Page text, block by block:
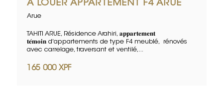
À LOUER APPARTEMENT F4 ARUE
Arue
TAHITI ARUE, Résidence Arahiri, 𝐚𝐩𝐩𝐚𝐫𝐭𝐞𝐦𝐞𝐧𝐭
𝐭𝐞́𝐦𝐨𝐢𝐧 d'appartements de type F4 meublé, rénovés
avec carrelage, traversant et ventilé,...
165 000 XPF